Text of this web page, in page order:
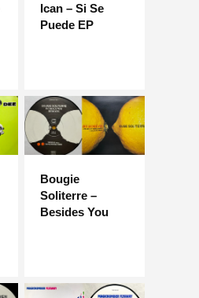
Ican – Si Se
Puede EP
Bougie
Soliterre –
Besides You